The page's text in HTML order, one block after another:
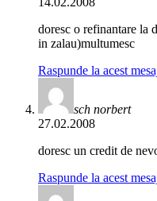
doresc o refinantare la
in zalau)multumesc
Raspunde la acest
sch norbert
27.02.2008
doresc un credit de
Raspunde la acest